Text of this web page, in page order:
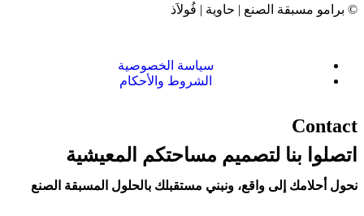
© برامو مسبقة الصنع | حاوية | فُولاَذ
سياسة الخصوصية
الشروط والأحكام
Contact
اتصلوا بنا لتصميم مساحتكم المعيشية
نحول أحلامك إلى واقع، ونبني مستقبلك بالحلول المسبقة الصنع